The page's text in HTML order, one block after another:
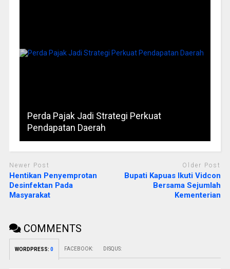
Perda Pajak Jadi Strategi Perkuat
Pendapatan Daerah
Newer Post
Hentikan Penyemprotan
Desinfektan Pada
Masyarakat
Older Post
Bupati Kapuas Ikuti Vidcon
Bersama Sejumlah
Kementerian
COMMENTS
WORDPRESS: 0 FACEBOOK: DISQUS: